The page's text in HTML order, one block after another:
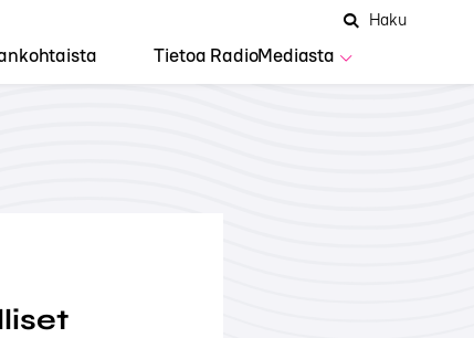
Tietoa RadioMediasta
AvaaHaku
Hae